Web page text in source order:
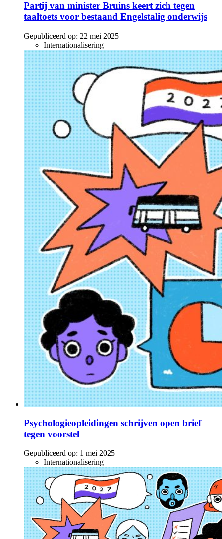
Partij van minister Bruins keert zich tegen
taaltoets voor bestaand Engelstalig onderwijs
Gepubliceerd op: 22 mei 2025
Internationalisering
Psychologieopleidingen schrijven open brief
tegen voorstel
Gepubliceerd op: 1 mei 2025
Internationalisering